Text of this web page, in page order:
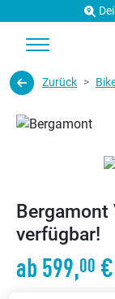
Zurück
Bergamont
verfügbar!
ab 599,00 €